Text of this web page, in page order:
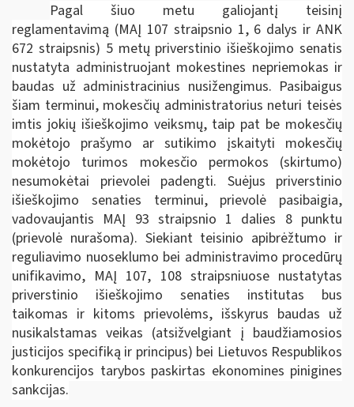
Pagal šiuo metu galiojantį teisinį
reglamentavimą (MAĮ 107 straipsnio 1, 6 dalys ir ANK
672 straipsnis) 5 metų priverstinio išieškojimo senatis
nustatyta administruojant mokestines nepriemokas ir
baudas už administracinius nusižengimus. Pasibaigus
šiam terminui, mokesčių administratorius neturi teisės
imtis jokių išieškojimo veiksmų, taip pat be mokesčių
mokėtojo prašymo ar sutikimo įskaityti mokesčių
mokėtojo turimos mokesčio permokos (skirtumo)
nesumokėtai prievolei padengti. Suėjus priverstinio
išieškojimo senaties terminui, prievolė pasibaigia,
vadovaujantis MAĮ 93 straipsnio 1 dalies 8 punktu
(prievolė nurašoma). Siekiant teisinio apibrėžtumo ir
reguliavimo nuoseklumo bei administravimo procedūrų
unifikavimo, MAĮ 107, 108 straipsniuose nustatytas
priverstinio išieškojimo senaties institutas bus
taikomas ir kitoms prievolėms, išskyrus baudas už
nusikalstamas veikas (atsižvelgiant į baudžiamosios
justicijos specifiką ir principus) bei Lietuvos Respublikos
konkurencijos tarybos paskirtas ekonomines pinigines
sankcijas.